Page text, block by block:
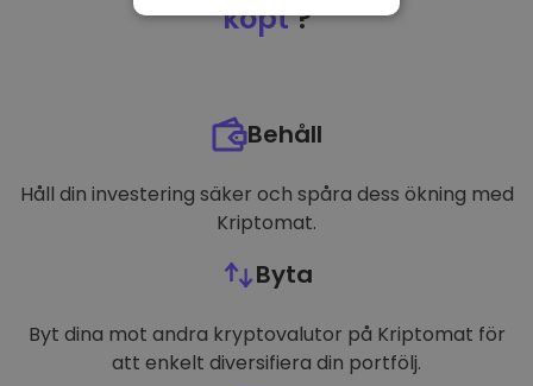
köpt?
Behåll
Håll din investering säker och spåra dess ökning med
Kriptomat.
Byta
Byt dina mot andra kryptovalutor på Kriptomat för
att enkelt diversifiera din portfölj.
PRESTANDA
FUNKTIONER